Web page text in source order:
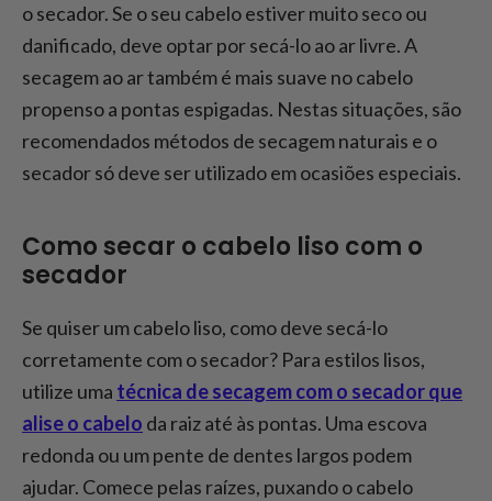
o secador. Se o seu cabelo estiver muito seco ou
danificado, deve optar por secá-lo ao ar livre. A
secagem ao ar também é mais suave no cabelo
propenso a pontas espigadas. Nestas situações, são
recomendados métodos de secagem naturais e o
secador só deve ser utilizado em ocasiões especiais.
Como secar o cabelo liso com o
secador
Se quiser um cabelo liso, como deve secá-lo
corretamente com o secador? Para estilos lisos,
utilize uma técnica de secagem com o secador que
alise o cabelo da raiz até às pontas. Uma escova
redonda ou um pente de dentes largos podem
ajudar. Comece pelas raízes, puxando o cabelo